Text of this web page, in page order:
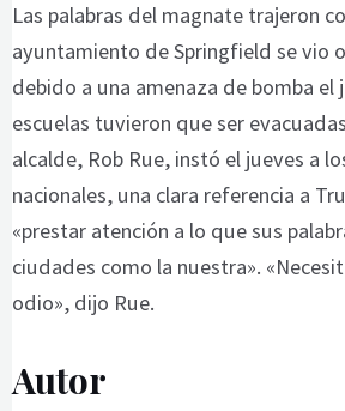
Las palabras del magnate trajeron
ayuntamiento de Springfield se vio
debido a una amenaza de bomba el
escuelas tuvieron que ser
alcalde, Rob Rue, instó el jueves a
nacionales, una clara referencia a
«prestar atención a lo que sus
ciudades como la nuestra».
odio», dijo Rue.
Autor